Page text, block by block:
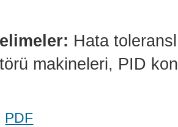
Hata
makineleri, PID
PDF